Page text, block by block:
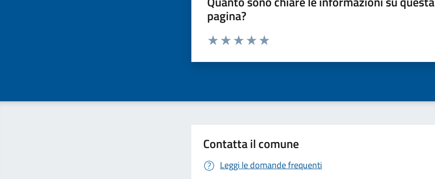
pagina?
Valuta da 1 a 5 stelle la pagina
Contatta il comune
Leggi le domande frequenti